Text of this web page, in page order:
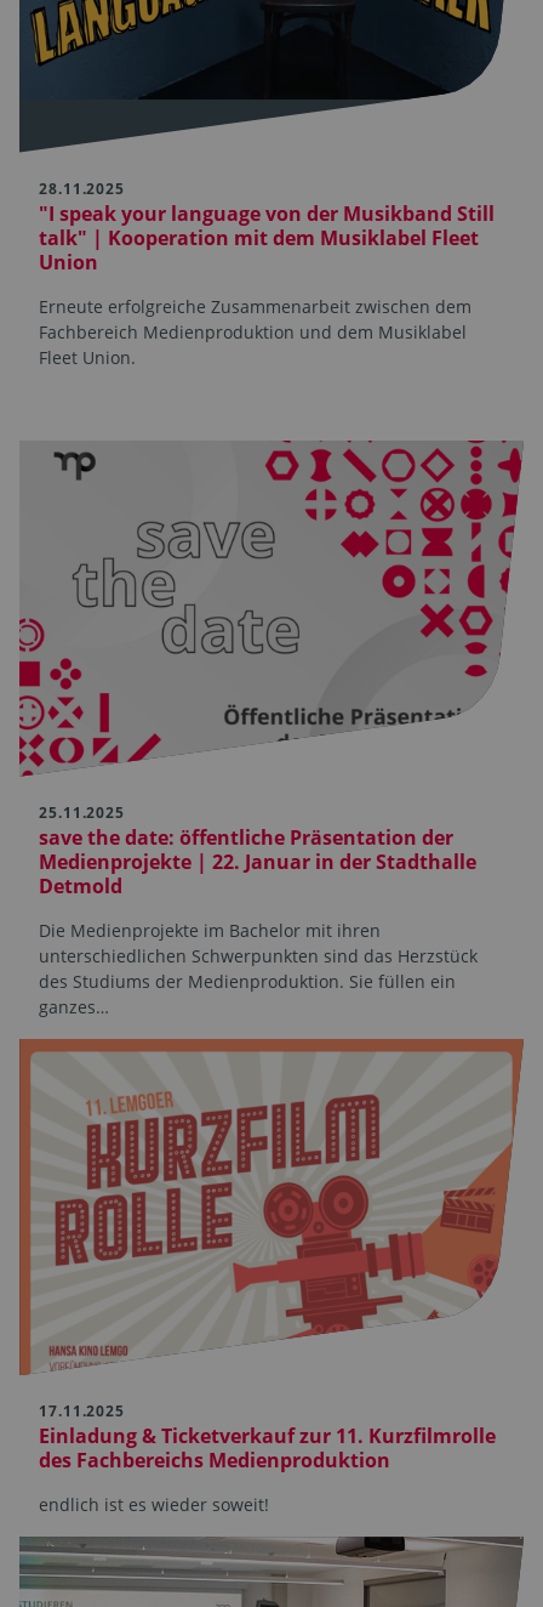
28.11.2025
"I speak your language von der Musikband Still
talk" | Kooperation mit dem Musiklabel Fleet
Union
Erneute erfolgreiche Zusammenarbeit zwischen dem
Fachbereich Medienproduktion und dem Musiklabel
Fleet Union.
25.11.2025
save the date: öffentliche Präsentation der
Medienprojekte | 22. Januar in der Stadthalle
Detmold
Die Medienprojekte im Bachelor mit ihren
unterschiedlichen Schwerpunkten sind das Herzstück
des Studiums der Medienproduktion. Sie füllen ein
ganzes…
17.11.2025
Einladung & Ticketverkauf zur 11. Kurzfilmrolle
des Fachbereichs Medienproduktion
endlich ist es wieder soweit!